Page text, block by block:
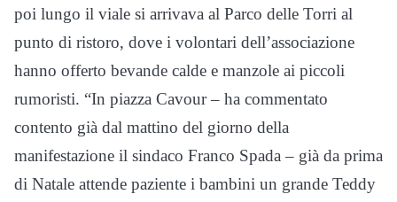
poi lungo il viale si arrivava al Parco delle Torri al
punto di ristoro, dove i volontari dell’associazione
hanno offerto bevande calde e manzole ai piccoli
rumoristi. “In piazza Cavour – ha commentato
contento già dal mattino del giorno della
manifestazione il sindaco Franco Spada – già da prima
di Natale attende paziente i bambini un grande Teddy